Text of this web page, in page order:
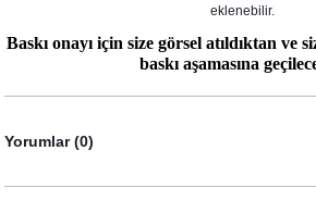
Portakal Çam Konsept Konuşma Balonları Seti
530,00 TL
eklenebilir.
Baskı onayı için size görsel atıldıktan ve
baskı aşamasına
Yorumlar (0)